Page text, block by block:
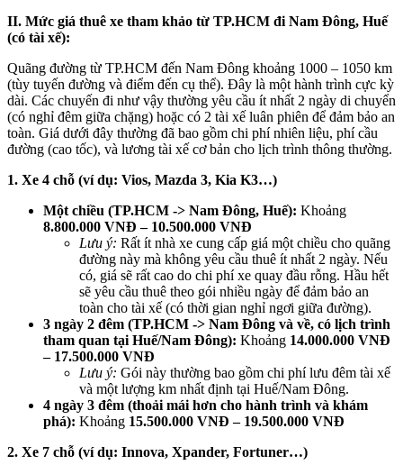
II. Mức giá thuê xe tham khảo từ TP.HCM đi Nam Đông, Huế
(có tài xế):
Quãng đường từ TP.HCM đến Nam Đông khoảng 1000 – 1050 km
(tùy tuyến đường và điểm đến cụ thể). Đây là một hành trình cực kỳ
dài. Các chuyến đi như vậy thường yêu cầu ít nhất 2 ngày di chuyển
(có nghỉ đêm giữa chặng) hoặc có 2 tài xế luân phiên để đảm bảo an
toàn. Giá dưới đây thường đã bao gồm chi phí nhiên liệu, phí cầu
đường (cao tốc), và lương tài xế cơ bản cho lịch trình thông thường.
1. Xe 4 chỗ (ví dụ: Vios, Mazda 3, Kia K3…)
Một chiều (TP.HCM -> Nam Đông, Huế): Khoảng
8.800.000 VNĐ – 10.500.000 VNĐ
Lưu ý: Rất ít nhà xe cung cấp giá một chiều cho quãng
đường này mà không yêu cầu thuê ít nhất 2 ngày. Nếu
có, giá sẽ rất cao do chi phí xe quay đầu rỗng. Hầu hết
sẽ yêu cầu thuê theo gói nhiều ngày để đảm bảo an
toàn cho tài xế (có thời gian nghỉ ngơi giữa đường).
3 ngày 2 đêm (TP.HCM -> Nam Đông và về, có lịch trình
tham quan tại Huế/Nam Đông): Khoảng 14.000.000 VNĐ
– 17.500.000 VNĐ
Lưu ý: Gói này thường bao gồm chi phí lưu đêm tài xế
và một lượng km nhất định tại Huế/Nam Đông.
4 ngày 3 đêm (thoải mái hơn cho hành trình và khám
phá): Khoảng 15.500.000 VNĐ – 19.500.000 VNĐ
2. Xe 7 chỗ (ví dụ: Innova, Xpander, Fortuner…)